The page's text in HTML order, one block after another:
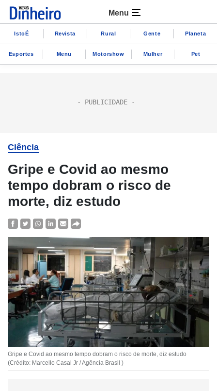
Menu
IstoÉ Revista Rural Gente Planeta
Esportes Menu Motorshow Mulher Pet
Ciência
Gripe e Covid ao mesmo
tempo dobram o risco de
morte, diz estudo
Gripe e Covid ao mesmo tempo dobram o risco de morte, diz estudo
(Crédito: Marcello Casal Jr / Agência Brasil )